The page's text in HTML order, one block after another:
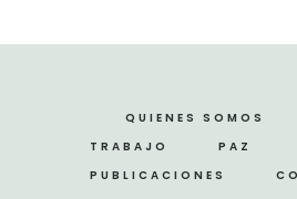
QUIENES SOMOS
TRABAJO
PAZ
PUBLICACIONES